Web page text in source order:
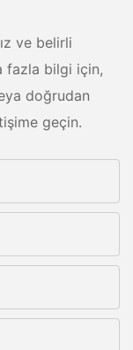
ve belirli
fazla bilgi için,
doğrudan
geçin.